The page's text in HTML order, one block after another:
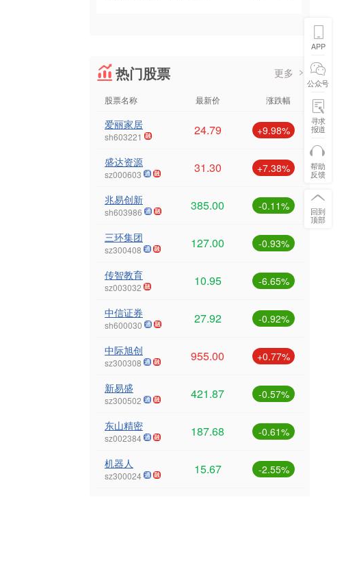
热门股票 更多
股票名称 最新价 涨跌幅
爱丽家居
sh603221 24.79 +9.98%
盛达资源
sz000603 31.30 +7.38%
兆易创新
sh603986 385.00 -0.11%
三环集团
sz300408 127.00 -0.93%
传智教育
sz003032 10.95 -6.65%
中信证券
sh600030 27.92 -0.92%
中际旭创
sz300308 955.00 +0.77%
新易盛
sz300502 421.87 -0.57%
东山精密
sz002384 187.68 -0.61%
机器人
sz300024 15.67 -2.55%
APP
公众号
寻求
报道
帮助
反馈
回到
顶部